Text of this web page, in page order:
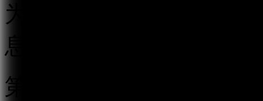
为用户提供发表文字、
息的服务。
第三条 国家互联网信息